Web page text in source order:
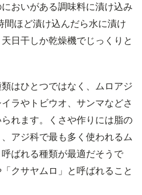
おいがある調味料に漬け込み
間ほど漬け込んだら水に漬け
日干しか乾燥機でじっくりと
はひとつではなく、ムロアジ
ラやトビウオ、サンマなどさ
れます。くさや作りには脂の
アジ科で最も多く使われるム
ばれる種類が最適だそうで
クサヤムロ」と呼ばれること